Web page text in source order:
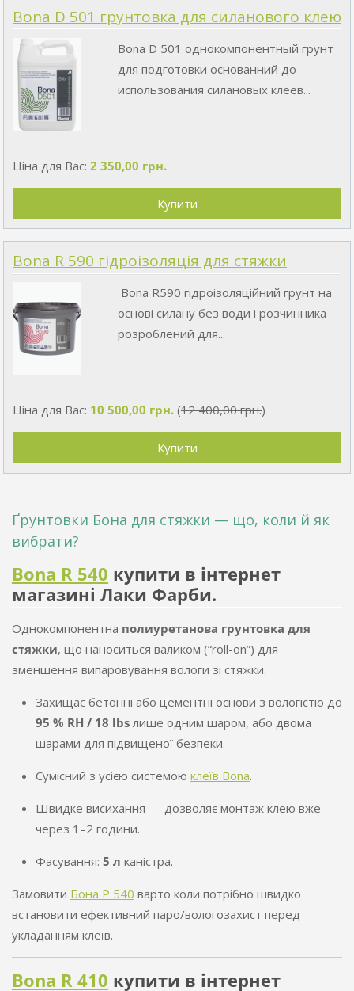
Bona D 501 грунтовка для силанового клею
Bona D 501 однокомпонентный грунт
для подготовки основанний до
использования силановых клеев...
Ціна для Вас: 2 350,00 грн.
Bona R 590 гідроізоляція для стяжки
Bona R590 гідроізоляційний грунт на
основі силану без води і розчинника
розроблений для...
Ціна для Вас: 10 500,00 грн.(12 400,00 грн.)
Ґрунтовки Бона для стяжки — що, коли й як
вибрати?
Bona R 540 купити в інтернет
магазині Лаки Фарби.
Однокомпонентна полиуретанова грунтовка для
стяжки, що наноситься валиком (“roll-on”) для
зменшення випаровування вологи зі стяжки.
Захищає бетонні або цементні основи з вологістю до
95 % RH / 18 lbsлише одним шаром, або двома
шарами для підвищеної безпеки.
Сумісний з усією системою клеїв Bona.
Швидке висихання — дозволяє монтаж клею вже
через 1–2 години.
Фасування: 5 л каністра.
Замовити Бона Р 540 варто коли потрібно швидко
встановити ефективний паро/вологозахист перед
укладанням клеїв.
Bona R 410 купити в інтернет